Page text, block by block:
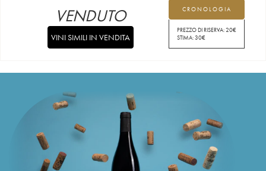
CRONOLOGIA
PREZZO DI RISERVA:20€
STIMA:30€
VENDUTO
VINI SIMILI IN VENDITA